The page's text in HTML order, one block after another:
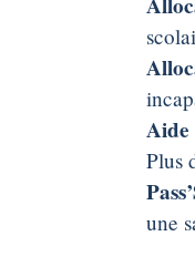
Aide
Plus
une